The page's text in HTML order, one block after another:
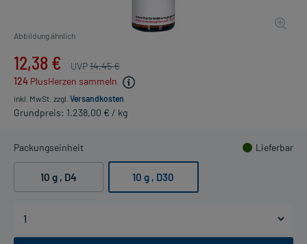
Abbildung ähnlich
12,38 € UVP14,45 €
124 PlusHerzen sammeln
inkl. MwSt. zzgl. Versandkosten
Grundpreis: 1.238,00 € / kg
Packungseinheit Lieferbar
10 g , D4 10 g , D30